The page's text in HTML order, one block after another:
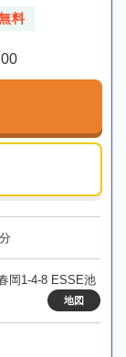
料
岡1-4-8 ESSE池
地図